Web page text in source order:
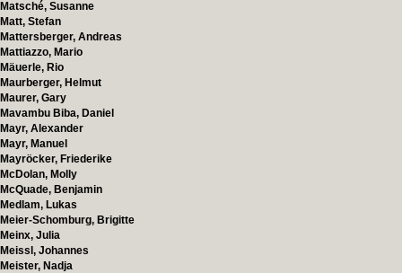
Matsché, Susanne
Matt, Stefan
Mattersberger, Andreas
Mattiazzo, Mario
Mäuerle, Rio
Maurberger, Helmut
Maurer, Gary
Mavambu Biba, Daniel
Mayr, Alexander
Mayr, Manuel
Mayröcker, Friederike
McDolan, Molly
McQuade, Benjamin
Medlam, Lukas
Meier-Schomburg, Brigitte
Meinx, Julia
Meissl, Johannes
Meister, Nadja